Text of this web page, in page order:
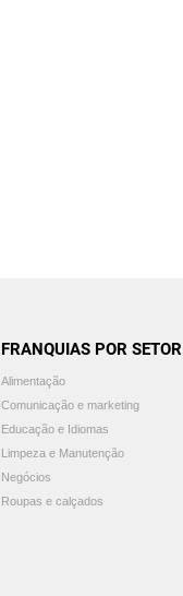
FRANQUIAS POR SETOR
Alimentação
Comunicação e marketing
Educação e Idiomas
Limpeza e Manutenção
Negócios
Roupas e calçados